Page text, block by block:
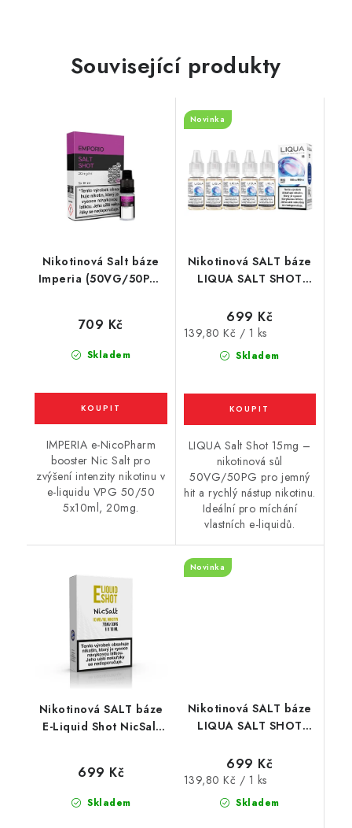
Související produkty
Nikotinová Salt báze
Imperia (50VG/50PG)
Skladem
709 Kč
IMPERIA e-NicoPharm
booster Nic Salt pro
zvýšení intenzity nikotinu v
e-liquidu VPG 50/50
5x10ml, 20mg.
Nikotinová SALT báze
LIQUA SALT SHOT
/ 15mg
Novinka
Skladem
699 Kč
Měrná
139,80 Kč / 1 ks
LIQUA Salt Shot 15mg –
nikotinová sůl
50VG/50PG pro jemný
hit a rychlý nástup nikotinu.
Ideální pro míchání
vlastních e-liquidů.
Nikotinová SALT báze
E-Liquid Shot NicSalt
Skladem
699 Kč
Nikotinová SALT báze
LIQUA SALT SHOT
/ 5mg
Novinka
Skladem
699 Kč
Měrná
139,80 Kč / 1 ks